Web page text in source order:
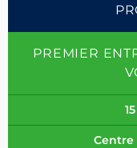
PREMIER
Centre